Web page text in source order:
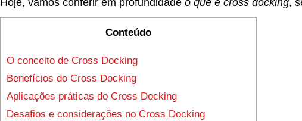
Hoje, vamos conferir em profundidade o que é cross docking,
Conteúdo
O conceito de Cross Docking
Benefícios do Cross Docking
Aplicações práticas do Cross Docking
Desafios e considerações no Cross Docking